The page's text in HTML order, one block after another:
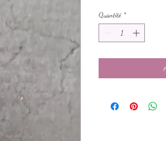
Quantité *